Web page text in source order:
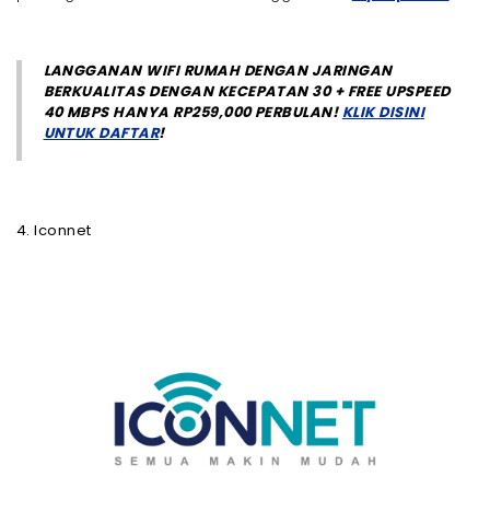
LANGGANAN WIFI RUMAH DENGAN JARINGAN
BERKUALITAS DENGAN KECEPATAN 30 + FREE UPSPEED
40 MBPS HANYA RP259,000 PERBULAN! KLIK DISINI
UNTUK DAFTAR!
4. Iconnet